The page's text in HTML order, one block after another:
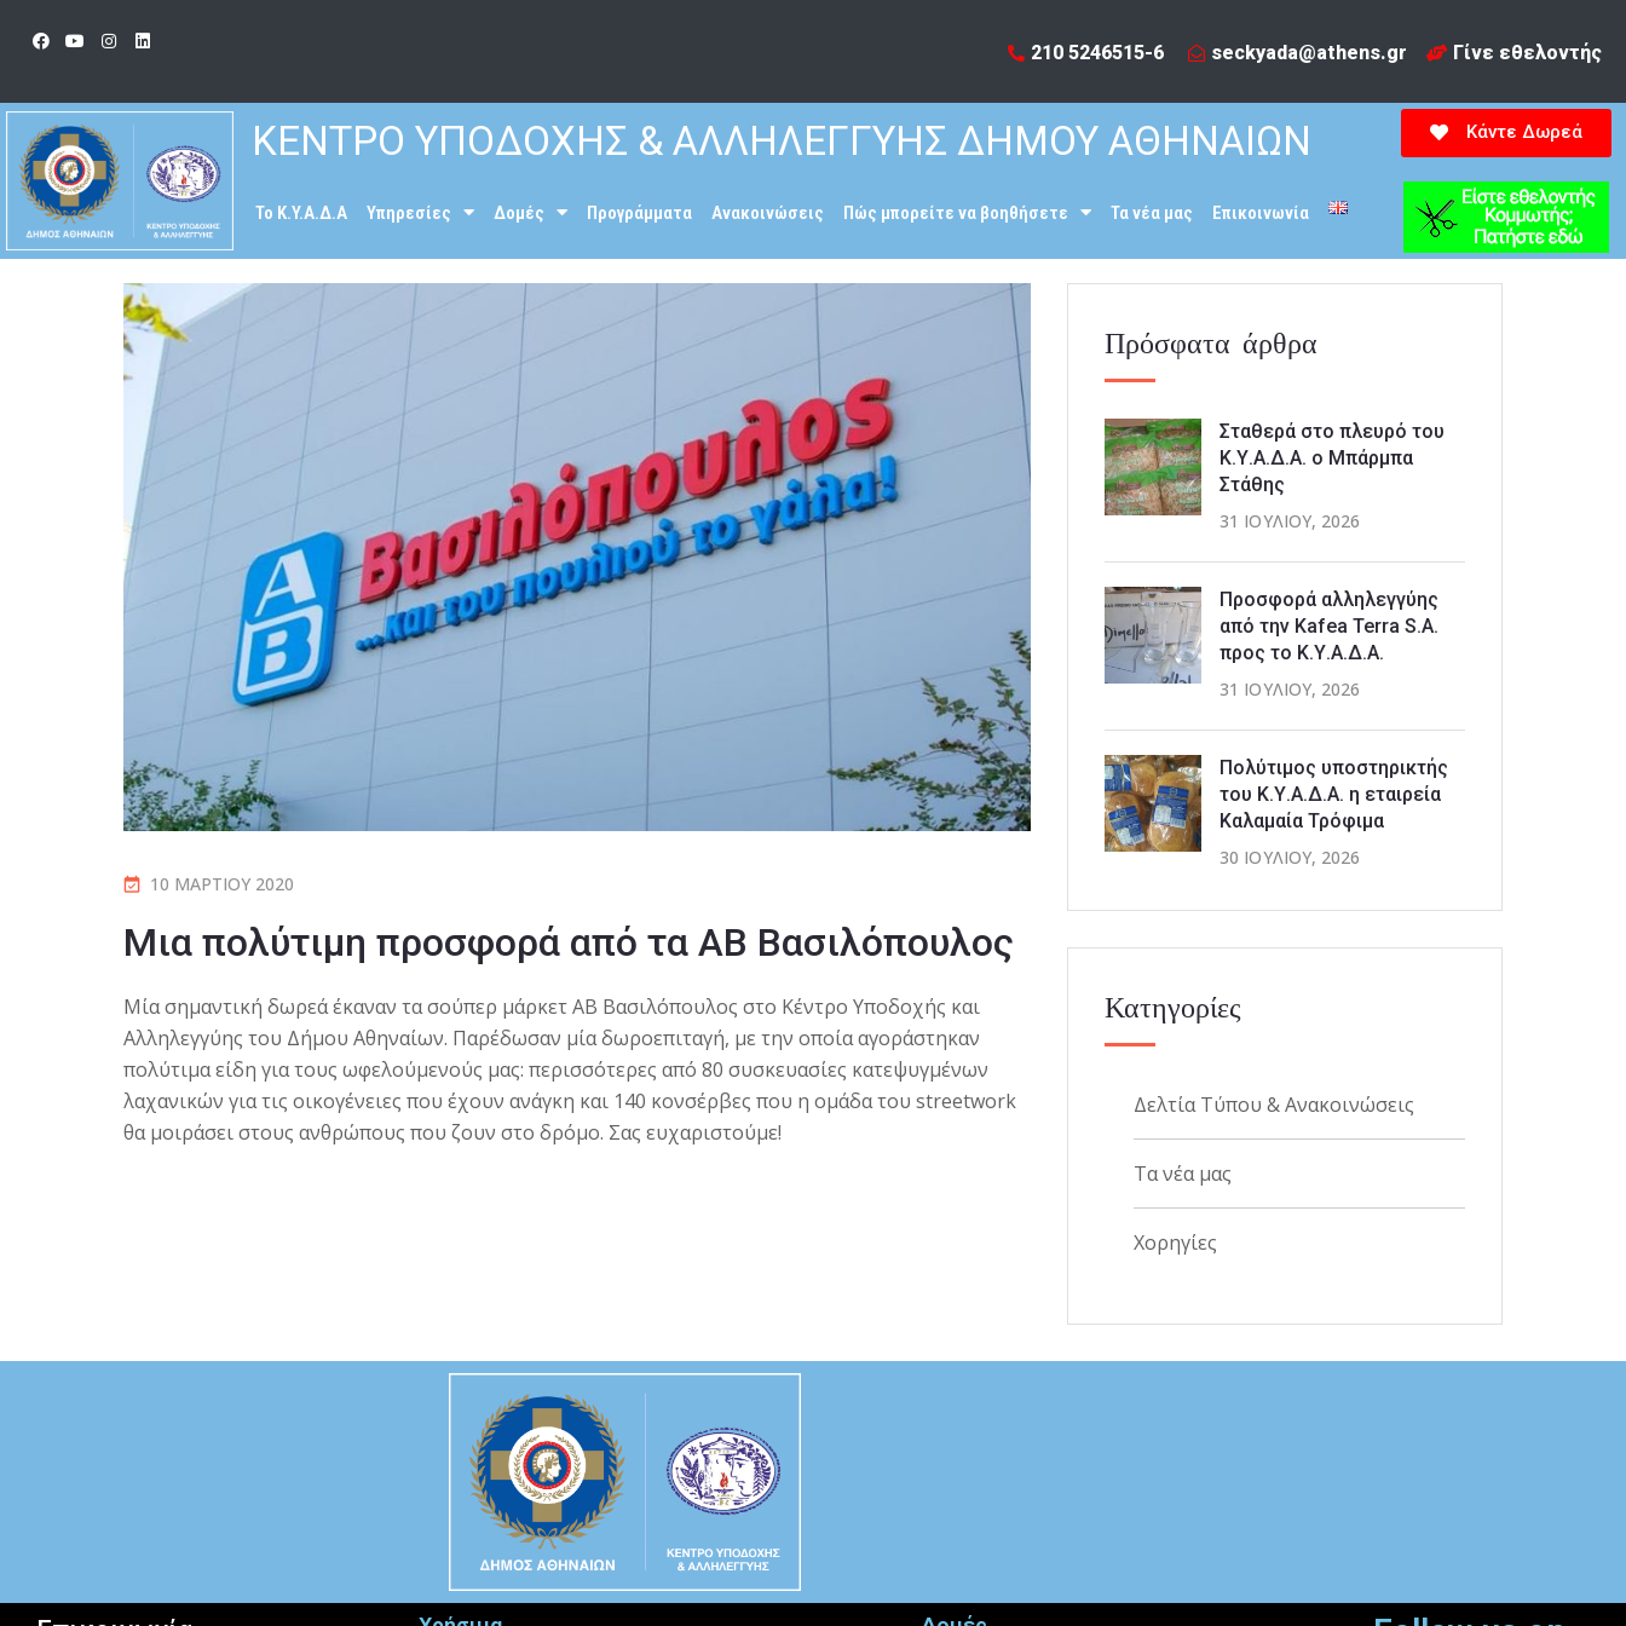
210 5246515-6​ seckyada@athens.gr Γίνε εθελοντής
ΚΕΝΤΡΟ ΥΠΟΔΟΧΗΣ & ΑΛΛΗΛΕΓΓΥΗΣ ΔΗΜΟΥ ΑΘΗΝΑΙΩΝ
To K.Y.A.Δ.Α Υπηρεσίες Δομές Προγράμματα Ανακοινώσεις Πώς μπορείτε να βοηθήσετε Τα νέα μας Επικοινωνία
Κάντε Δωρεά
10 ΜΑΡΤΊΟΥ 2020
Mια πολύτιμη προσφορά από τα ΑΒ Βασιλόπουλος
Μία σημαντική δωρεά έκαναν τα σούπερ μάρκετ ΑΒ Βασιλόπουλος στο Κέντρο Υποδοχής και
Αλληλεγγύης του Δήμου Αθηναίων. Παρέδωσαν μία δωροεπιταγή, με την οποία αγοράστηκαν
πολύτιμα είδη για τους ωφελούμενούς μας: περισσότερες από 80 συσκευασίες κατεψυγμένων
λαχανικών για τις οικογένειες που έχουν ανάγκη και 140 κονσέρβες που η ομάδα του streetwork
θα μοιράσει στους ανθρώπους που ζουν στο δρόμο. Σας ευχαριστούμε!
Πρόσφατα άρθρα
Σταθερά στο πλευρό του
Κ.Υ.Α.Δ.Α. ο Μπάρμπα
Στάθης
31 ΙΟΥΛΊΟΥ, 2026
Προσφορά αλληλεγγύης
από την Kafea Terra S.A.
προς το Κ.Υ.Α.Δ.Α.
31 ΙΟΥΛΊΟΥ, 2026
Πολύτιμος υποστηρικτής
του Κ.Υ.Α.Δ.Α. η εταιρεία
Καλαμαία Τρόφιμα
30 ΙΟΥΛΊΟΥ, 2026
Κατηγορίες
Δελτία Τύπου & Ανακοινώσεις
Τα νέα μας
Χορηγίες